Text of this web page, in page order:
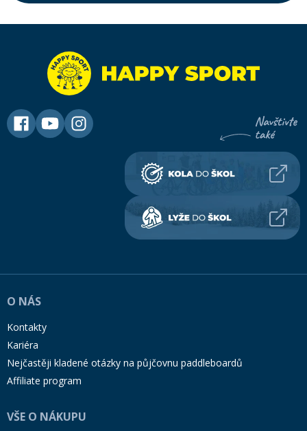
O NÁS
Kontakty
Kariéra
Nejčastěji kladené otázky na půjčovnu paddleboardů
Affiliate program
VŠE O NÁKUPU